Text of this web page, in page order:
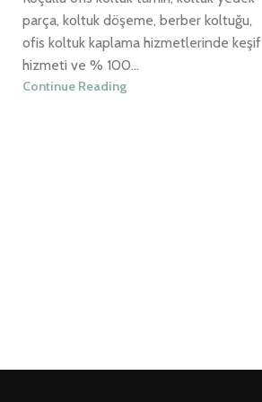
parça, koltuk döşeme, berber koltuğu,
ofis koltuk kaplama hizmetlerinde keşif
hizmeti ve % 100...
Continue Reading